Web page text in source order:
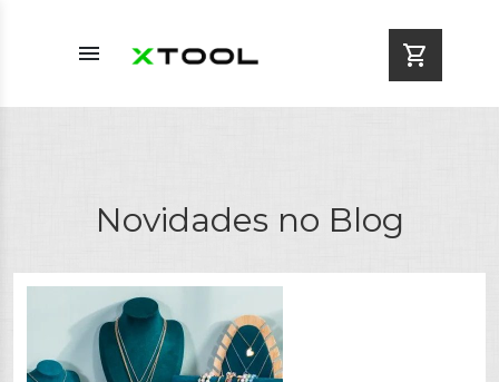
menu shopping_cart
Novidades no Blog